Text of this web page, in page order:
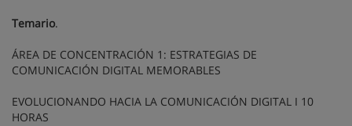
Temario.
ÁREA DE CONCENTRACIÓN 1: ESTRATEGIAS DE
COMUNICACIÓN DIGITAL MEMORABLES
EVOLUCIONANDO HACIA LA COMUNICACIÓN DIGITAL I 10
HORAS